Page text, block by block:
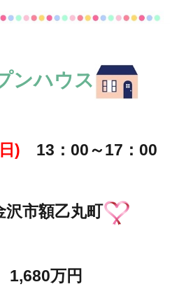
ンハウス
) 13：00～17：00
市額乙丸町
万円